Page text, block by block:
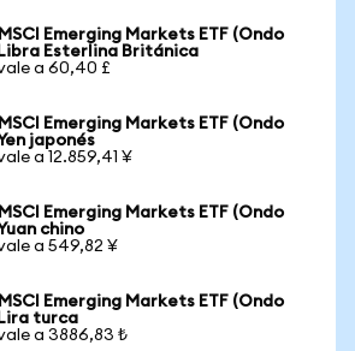
Emerging Markets ETF (Ondo
Esterlina Británica
a 60,40 £
Emerging Markets ETF (Ondo
japonés
a 12.859,41 ¥
Emerging Markets ETF (Ondo
chino
a 549,82 ¥
Emerging Markets ETF (Ondo
turca
a 3886,83 ₺